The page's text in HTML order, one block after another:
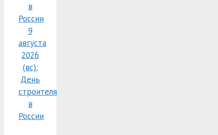
в
России
9
августа
2026
(вс):
День
строителя
в
России